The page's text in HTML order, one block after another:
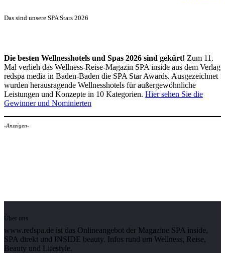
Das sind unsere SPA Stars 2026
Die besten Wellnesshotels und Spas 2026 sind gekürt! Zum 11.
Mal verlieh das Wellness-Reise-Magazin SPA inside aus dem Verlag
redspa media in Baden-Baden die SPA Star Awards. Ausgezeichnet
wurden herausragende Wellnesshotels für außergewöhnliche
Leistungen und Konzepte in 10 Kategorien. Hier sehen Sie die
Gewinner und Nominierten
-Anzeigen-
Über uns
www.redspa.de ist das Onlineangebot der Magazine SPA inside,
SPA direkt und INSIDE beauty. Infos rund um Wellness, Reise,
Beauty und Lifestyle.